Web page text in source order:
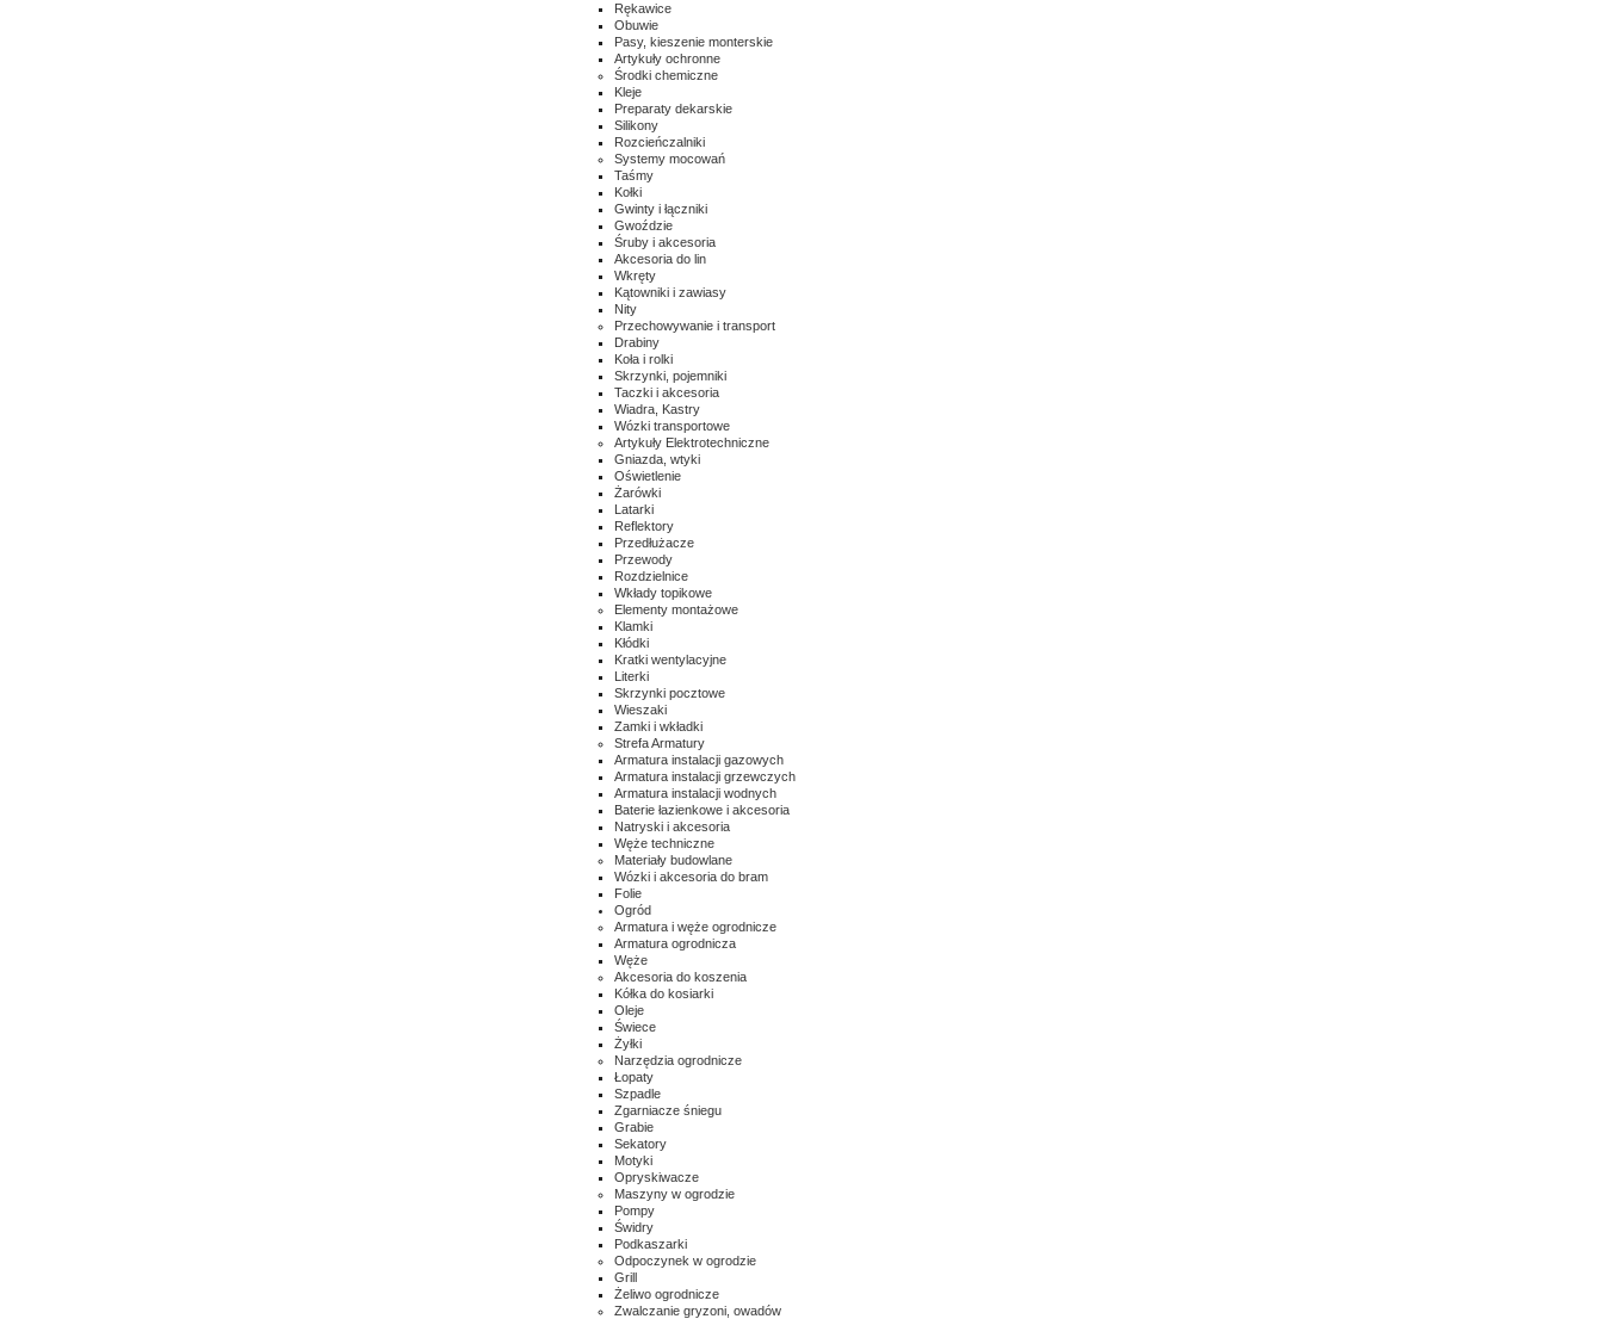
Rękawice
Obuwie
Pasy, kieszenie monterskie
Artykuły ochronne
Środki chemiczne
Kleje
Preparaty dekarskie
Silikony
Rozcieńczalniki
Systemy mocowań
Taśmy
Kołki
Gwinty i łączniki
Gwoździe
Śruby i akcesoria
Akcesoria do lin
Wkręty
Kątowniki i zawiasy
Nity
Przechowywanie i transport
Drabiny
Koła i rolki
Skrzynki, pojemniki
Taczki i akcesoria
Wiadra, Kastry
Wózki transportowe
Artykuły Elektrotechniczne
Gniazda, wtyki
Oświetlenie
Żarówki
Latarki
Reflektory
Przedłużacze
Przewody
Rozdzielnice
Wkłady topikowe
Elementy montażowe
Klamki
Kłódki
Kratki wentylacyjne
Literki
Skrzynki pocztowe
Wieszaki
Zamki i wkładki
Strefa Armatury
Armatura instalacji gazowych
Armatura instalacji grzewczych
Armatura instalacji wodnych
Baterie łazienkowe i akcesoria
Natryski i akcesoria
Węże techniczne
Materiały budowlane
Wózki i akcesoria do bram
Folie
Ogród
Armatura i węże ogrodnicze
Armatura ogrodnicza
Węże
Akcesoria do koszenia
Kółka do kosiarki
Oleje
Świece
Żyłki
Narzędzia ogrodnicze
Łopaty
Szpadle
Zgarniacze śniegu
Grabie
Sekatory
Motyki
Opryskiwacze
Maszyny w ogrodzie
Pompy
Świdry
Podkaszarki
Odpoczynek w ogrodzie
Grill
Żeliwo ogrodnicze
Zwalczanie gryzoni, owadów